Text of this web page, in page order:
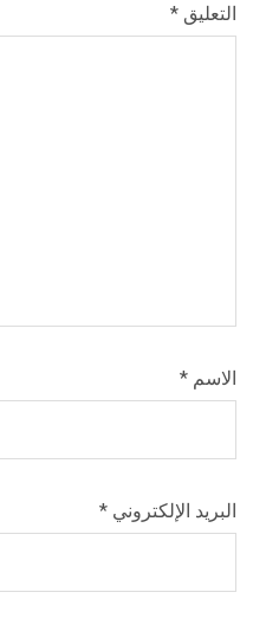
التعليق *
الاسم *
البريد الإلكتروني *